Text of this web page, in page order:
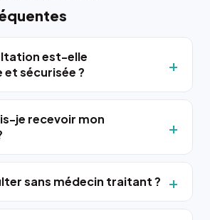
est-elle
sécurisée ?
je recevoir mon
sans médecin traitant ?